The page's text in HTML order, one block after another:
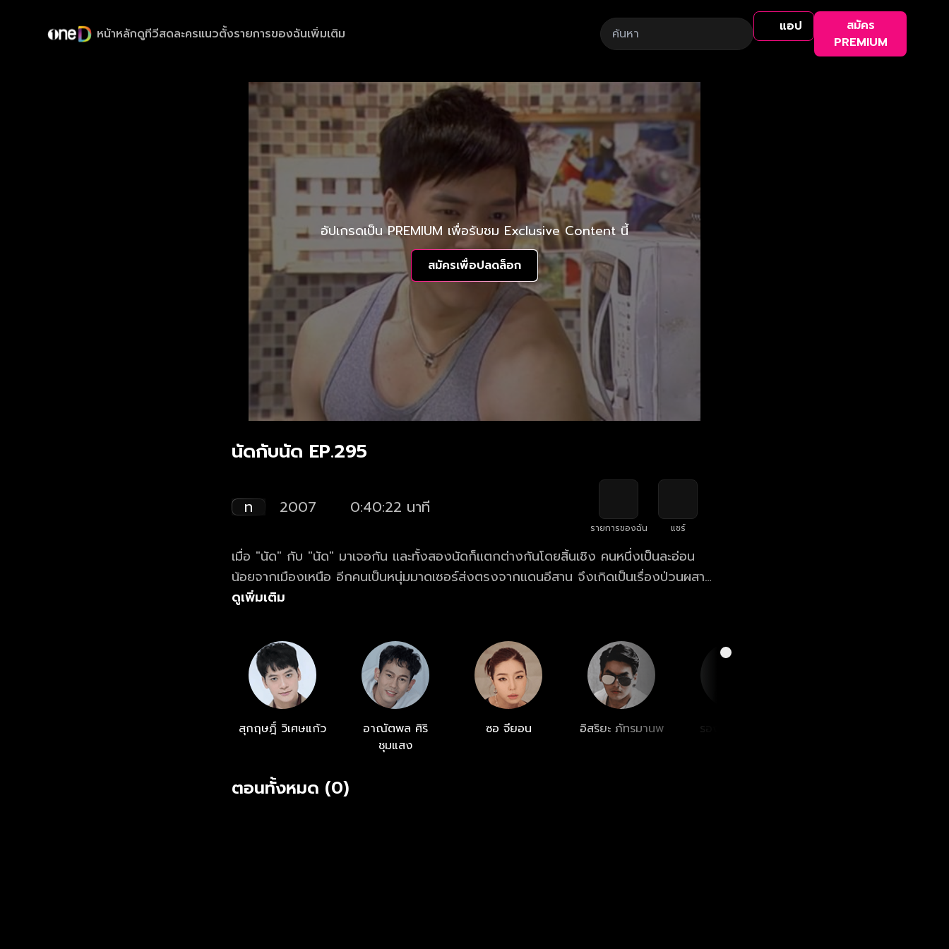
หน้าหลักดูทีวีสดละครแนวตั้งรายการของฉันเพิ่มเติม แอป
สมัคร
PREMIUM
อัปเกรดเป็น PREMIUM เพื่อรับชม Exclusive Content นี้
สมัครเพื่อปลดล็อก
นัดกับนัด EP.295
ท 2007 0:40:22 นาที
รายการของฉัน แชร์
เมื่อ "นัด" กับ "นัด" มาเจอกัน และทั้งสองนัดก็แตกต่างกันโดยสิ้นเชิง คนหนึ่งเป็นละอ่อน
น้อยจากเมืองเหนือ อีกคนเป็นหนุ่มมาดเซอร์ส่งตรงจากแดนอีสาน จึงเกิดเป็นเรื่องป่วนผสาน
ความฮาตามสไตล์หนุ่มต่างจังหวัดผู้มากไปด้วยน้ำใจ
ดูเพิ่มเติม
สุกฤษฎิ์ วิเศษแก้ว
อาณัตพล ศิริ
ชุมแสง
ซอ จียอน อิสริยะ ภัทรมานพ รอง เค้ามูลคดี
ตอนทั้งหมด (0)